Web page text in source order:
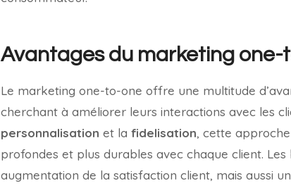
Avantages du marketing one-
Le marketing one-to-one offre une multitude
cherchant à améliorer leurs interactions avec les
personnalisation et la fidelisation, cette
profondes et plus durables avec chaque client.
augmentation de la satisfaction client, mais aussi